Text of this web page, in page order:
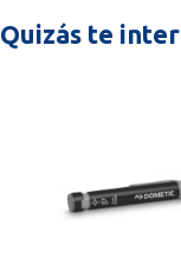
Quizás te